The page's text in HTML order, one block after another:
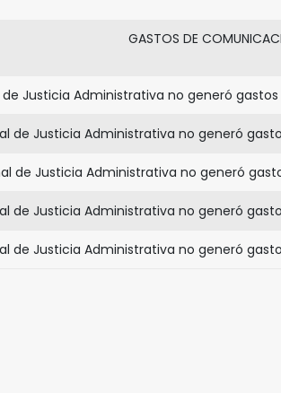
GASTOS DE
Justicia Administrativa no generó
de Justicia Administrativa no generó
de Justicia Administrativa no generó
de Justicia Administrativa no generó
de Justicia Administrativa no generó